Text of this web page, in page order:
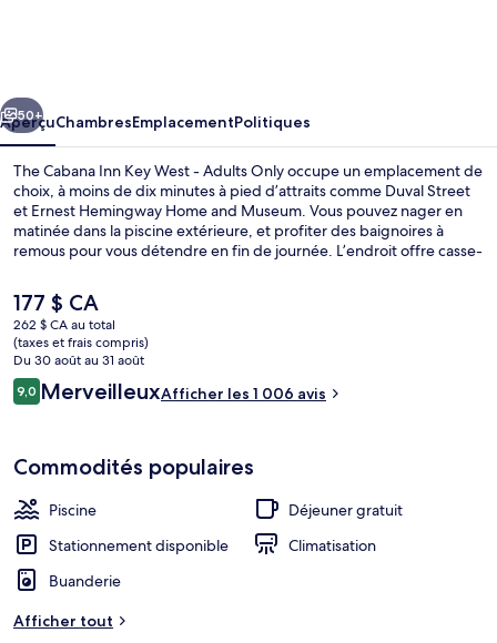
Key
West
Adults
Only
Suivant
50+
AperçuChambresEmplacementPolitiques
The Cabana Inn Key West - Adults Only occupe un emplacement de
choix, à moins de dix minutes à pied d’attraits comme Duval Street
et Ernest Hemingway Home and Museum. Vous pouvez nager en
matinée dans la piscine extérieure, et profiter des baignoires à
remous pour vous détendre en fin de journée. L’endroit offre casse-
les chambres figurent des réfrigérateurs et des fours à micro-
ondes. Les autres voyageurs adorent la piscine et le personnel
serviable.
Le
prix
actuel
est
de 177 $ CA
177 $ CA
262 $ CA au total
(taxes et frais compris)
Du 30 août au 31 août
Avis
9,09,0 sur 10 –
MerveilleuxAfficher les 1 006 avis
Commodités populaires
Piscine
Déjeuner gratuit
Stationnement disponible
Climatisation
Buanderie
Afficher tout